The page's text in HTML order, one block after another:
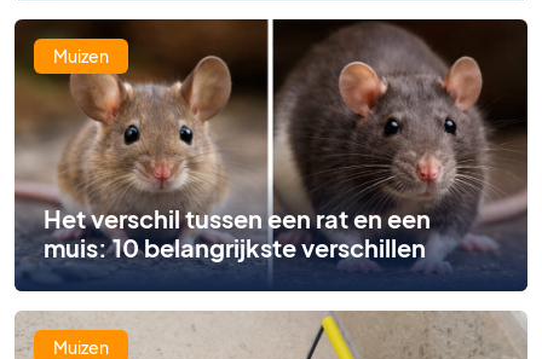
Muizen
Het verschil tussen een rat en een
muis: 10 belangrijkste verschillen
Muizen